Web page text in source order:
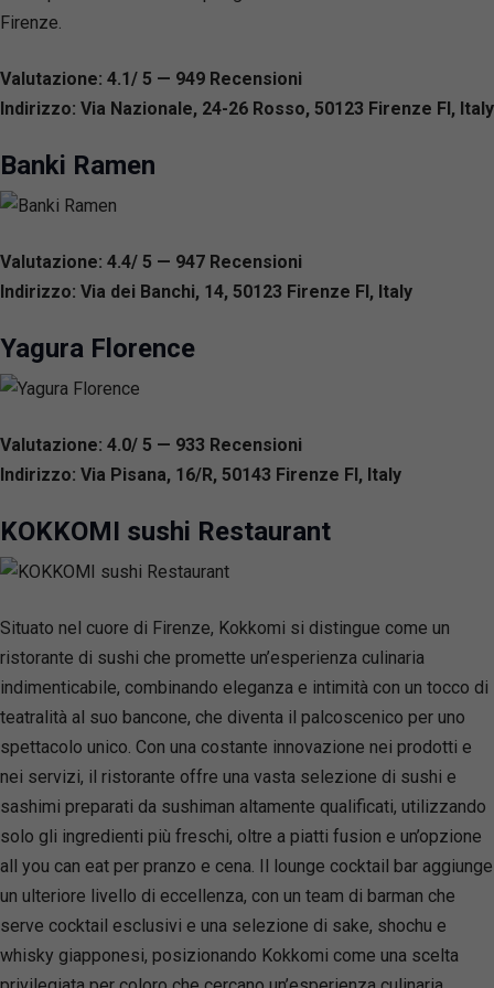
Firenze.
Valutazione: 4.1/ 5 — 949 Recensioni
Indirizzo: Via Nazionale, 24-26 Rosso, 50123 Firenze FI, Italy
Banki Ramen
Valutazione: 4.4/ 5 — 947 Recensioni
Indirizzo: Via dei Banchi, 14, 50123 Firenze FI, Italy
Yagura Florence
Valutazione: 4.0/ 5 — 933 Recensioni
Indirizzo: Via Pisana, 16/R, 50143 Firenze FI, Italy
KOKKOMI sushi Restaurant
Situato nel cuore di Firenze, Kokkomi si distingue come un
ristorante di sushi che promette un’esperienza culinaria
indimenticabile, combinando eleganza e intimità con un tocco di
teatralità al suo bancone, che diventa il palcoscenico per uno
spettacolo unico. Con una costante innovazione nei prodotti e
nei servizi, il ristorante offre una vasta selezione di sushi e
sashimi preparati da sushiman altamente qualificati, utilizzando
solo gli ingredienti più freschi, oltre a piatti fusion e un’opzione
all you can eat per pranzo e cena. Il lounge cocktail bar aggiunge
un ulteriore livello di eccellenza, con un team di barman che
serve cocktail esclusivi e una selezione di sake, shochu e
whisky giapponesi, posizionando Kokkomi come una scelta